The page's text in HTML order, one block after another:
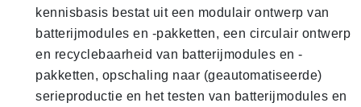
kennisbasis bestat uit een modulair ontwerp van
batterijmodules en -pakketten, een circulair ontwerp
en recyclebaarheid van batterijmodules en -
pakketten, opschaling naar (geautomatiseerde)
serieproductie en het testen van batterijmodules en